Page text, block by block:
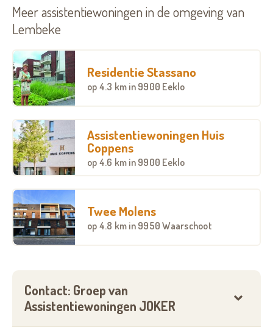
plaatsen van een wasmachine en/of diepvries. Elke
woning beschikt over een terras of balkon.
Daarnaast heb je ook nog een buitenberging waar je
je fiets en tuinmeubelen kan opbergen.
De woningen zijn gelegen vlakbij het dorp. Je
bevindt je op wandelafstand van woonzorgcentrum
maken van een warme maaltijd in het
dorpsrestaurant.
Meer assistentiewoningen in de omgeving van
Lembeke
Residentie Stassano
op 4.3 km in 9900 Eeklo
Assistentiewoningen Huis
Coppens
op 4.6 km in 9900 Eeklo
Twee Molens
op 4.8 km in 9950 Waarschoot
Contact: Groep van
Assistentiewoningen JOKER